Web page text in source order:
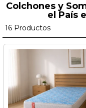
Colchones y
el País
16 Productos